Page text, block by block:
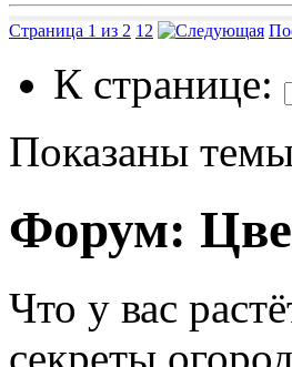
Страница 1 из 2 1 2
К странице:
Показаны
Форум:
Что у вас